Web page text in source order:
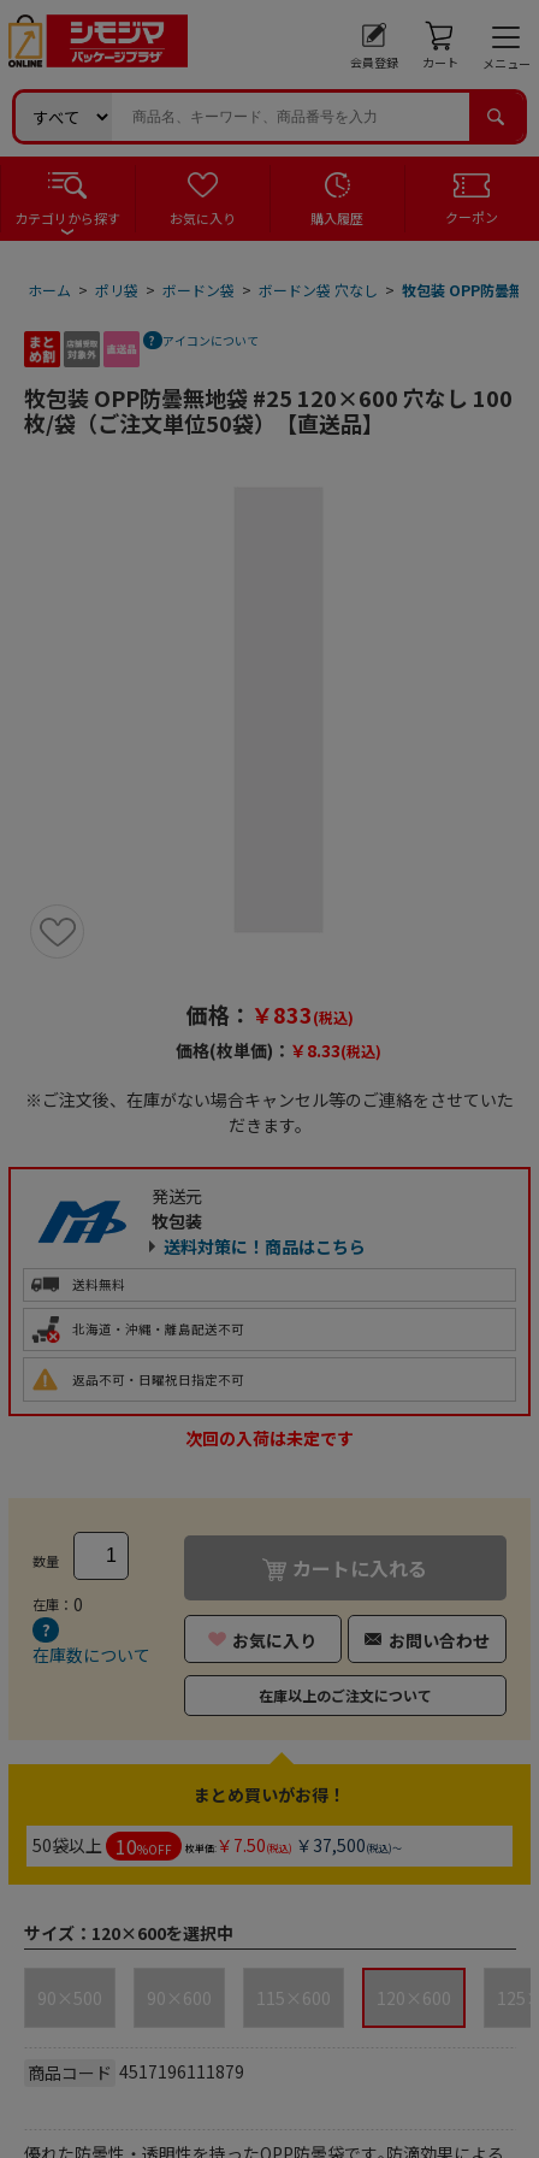
会員登録 カート メニュー
カテゴリから探す お気に入り 購入履歴 クーポン
ホーム > ポリ袋 > ボードン袋 > ボードン袋 穴なし > 牧包装 OPP防曇無
アイコンについて
牧包装 OPP防曇無地袋 #25 120×600 穴なし 100
枚/袋（ご注文単位50袋）【直送品】
価格： ￥833(税込)
価格(枚単価)： ￥8.33(税込)
※ご注文後、在庫がない場合キャンセル等のご連絡をさせていた
だきます。
発送元
牧包装
送料対策に！商品はこちら
送料無料
北海道・沖縄・離島配送不可
返品不可・日曜祝日指定不可
次回の入荷は未定です
数量
在庫： 0
在庫数について
カートに入れる
お気に入り お問い合わせ
在庫以上のご注文について
まとめ買いがお得！
50袋以上 10%OFF 枚単価:￥7.50(税込) ￥37,500(税込)～
サイズ： 120×600を選択中
90×500 90×600 115×600 120×600
商品コード 4517196111879
優れた防曇性・透明性を持ったOPP防曇袋です｡防滴効果による